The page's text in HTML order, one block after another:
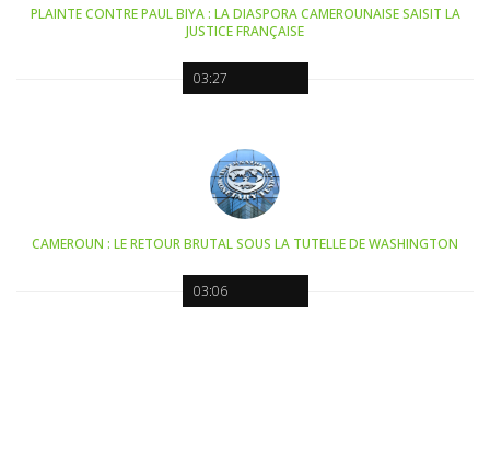
03:27
PLAINTE CONTRE PAUL BIYA : LA DIASPORA CAMEROUNAISE SAISIT LA
JUSTICE FRANÇAISE
03:06
CAMEROUN : LE RETOUR BRUTAL SOUS LA TUTELLE DE WASHINGTON